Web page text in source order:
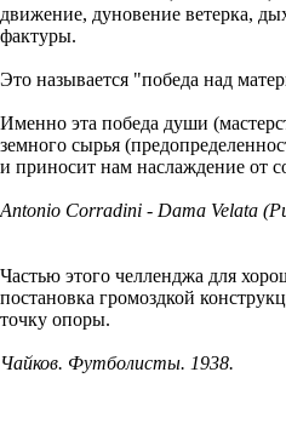
движение, дуновение ветерка,
фактуры.
Это называется "победа над
Именно эта победа души
земного сырья
и приносит нам наслаждение от
Antonio Corradini - Dama Velata
Частью этого челленджа для
постановка громоздкой
точку опоры.
Чайков. Футболисты. 1938.